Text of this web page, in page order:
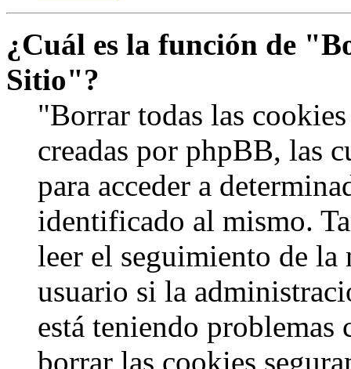
¿Cuál es la función de
Sitio"?
"Borrar todas las
creadas por phpBB, las
para acceder a
identificado al mismo.
leer el seguimiento de
usuario si la
está teniendo
borrar las cookies